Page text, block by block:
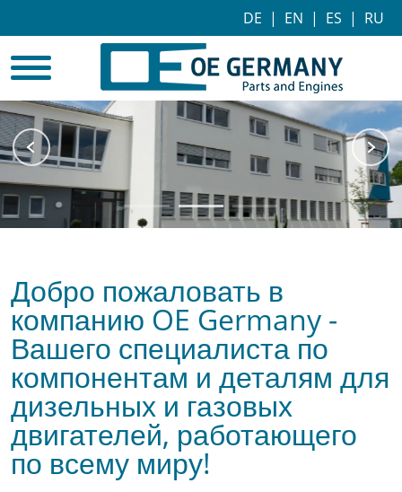
DE | EN | ES | RU
Добро пожаловать в
компанию OE Germany -
Вашего специалиста по
компонентам и деталям для
дизельных и газовых
двигателей, работающего
по всему миру!